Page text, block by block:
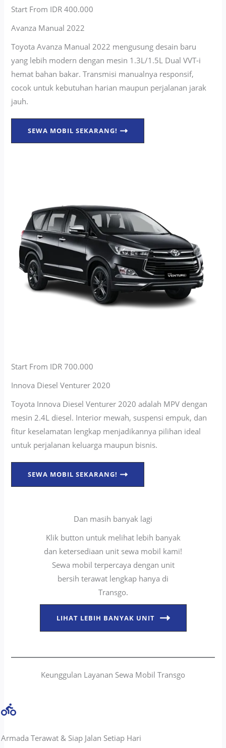
Start From IDR 400.000
Avanza Manual 2022
Toyota Avanza Manual 2022 mengusung desain baru
yang lebih modern dengan mesin 1.3L/1.5L Dual VVT-i
hemat bahan bakar. Transmisi manualnya responsif,
cocok untuk kebutuhan harian maupun perjalanan jarak
jauh.
SEWA MOBIL SEKARANG!
Start From IDR 700.000
Innova Diesel Venturer 2020
Toyota Innova Diesel Venturer 2020 adalah MPV dengan
mesin 2.4L diesel. Interior mewah, suspensi empuk, dan
fitur keselamatan lengkap menjadikannya pilihan ideal
untuk perjalanan keluarga maupun bisnis.
SEWA MOBIL SEKARANG!
Dan masih banyak lagi
Klik button untuk melihat lebih banyak
dan ketersediaan unit sewa mobil kami!
Sewa mobil terpercaya dengan unit
bersih terawat lengkap hanya di
Transgo.
LIHAT LEBIH BANYAK UNIT
Keunggulan Layanan Sewa Mobil Transgo
Armada Terawat & Siap Jalan Setiap Hari